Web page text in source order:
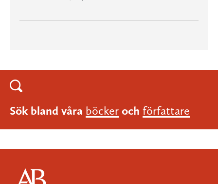
Sök bland våra böcker och författare